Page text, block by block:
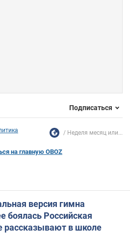
Подписаться
Неделя месяц или...
на главную OBOZ
версия гимна
боялась Российская
рассказывают в школе